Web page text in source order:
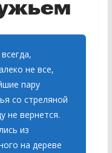
не все,
пару
со стреляной
не вернется.
из
на дереве